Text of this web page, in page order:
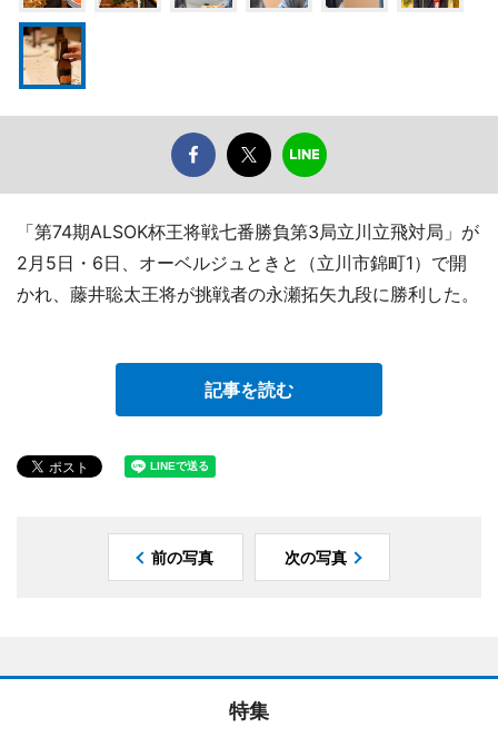
「第74期ALSOK杯王将戦七番勝負第3局立川立飛対局」が
2月5日・6日、オーベルジュときと（立川市錦町1）で開
かれ、藤井聡太王将が挑戦者の永瀬拓矢九段に勝利した。
記事を読む
前の写真 次の写真
特集